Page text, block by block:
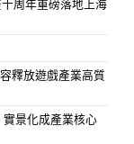
周年重磅落地上海
釋放遊戲產業高質
景化成產業核心